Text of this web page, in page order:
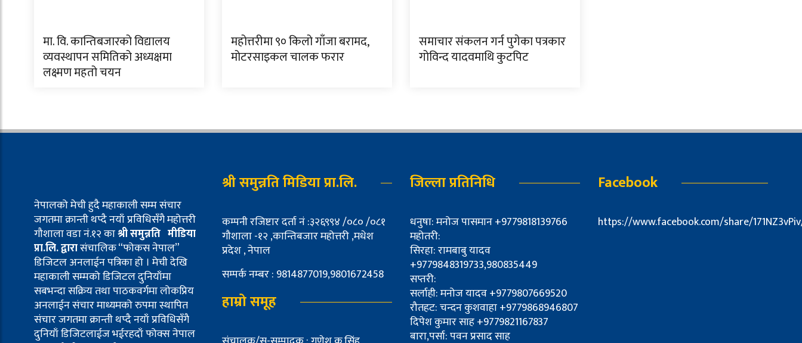
मा. वि. कान्तिबजारको विद्यालय
व्यवस्थापन समितिको अध्यक्षमा
लक्ष्मण महतो चयन
महोत्तरीमा ९० किलो गाँजा बरामद,
मोटरसाइकल चालक फरार
समाचार संकलन गर्न पुगेका पत्रकार
गोविन्द यादवमाथि कुटपिट
नेपालको मेची हुदै महाकाली सम्म संचार
जगतमा क्रान्ती थप्दै नयाँ प्रविधिसँगै महोत्तरी
गौशाला वडा नं.१२ काश्री समुन्नति मीडिया
प्रा.लि. द्वारासंचालिक “फोकस नेपाल”
डिजिटल अनलाईन पत्रिका हो । मेची देखि
महाकाली सम्मको डिजिटल दुनियाँमा
सबभन्दा सक्रिय तथा पाठकवर्गमा लोकप्रिय
अनलाईन संचार माध्यमको रुपमा स्थापित
संचार जगतमा क्रान्ती थप्दै नयाँ प्रविधिसँगै
दुनियाँ डिजिटलाईज भईरहदाँ फोक्स नेपाल
श्री समुन्नति मिडिया प्रा.लि.
कम्पनी रजिष्टार दर्ता नं :३२६९९४ /०८० /०८१
गौशाला -१२ ,कान्तिबजार महोत्तरी ,मधेश
प्रदेश , नेपाल
सम्पर्क नम्बर : 9814877019,9801672458
हाम्रो समूह
जिल्ला प्रतिनिधि
धनुषा: मनोज पासमान +9779818139766
महोतरी:
सिरहा: रामबाबु यादव
+9779848319733,980835449
सप्तरी:
सर्लाही: मनोज यादव +9779807669520
रौतहट: चन्दन कुशवाहा +9779868946807
दिपेश कुमार साह +9779821167837
बारा,पर्सा: पवन प्रसाद साह
Facebook
https://www.facebook.com/share/